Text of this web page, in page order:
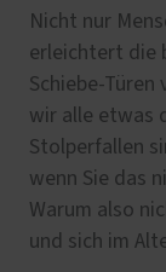
Nicht nur
erleichtert die
Schiebe-Türen
wir alle etwas
Stolperfallen
wenn Sie das
Warum also
und sich im